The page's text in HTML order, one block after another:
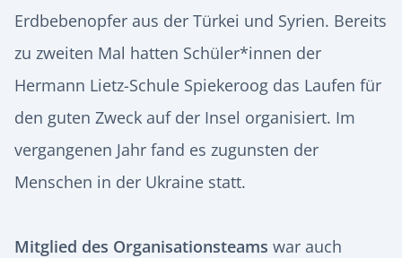
Erdbebenopfer aus der Türkei und Syrien. Bereits
zu zweiten Mal hatten Schüler*innen der
Hermann Lietz-Schule Spiekeroog das Laufen für
den guten Zweck auf der Insel organisiert. Im
vergangenen Jahr fand es zugunsten der
Menschen in der Ukraine statt.
Mitglied des Organisationsteams war auch